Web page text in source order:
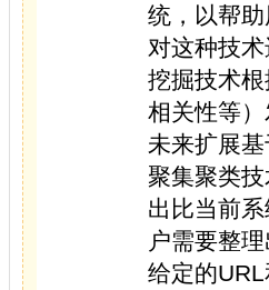
统，以帮
对这种技
挖掘技术
相关性等
未来扩展
聚集聚类
出比当前
户需要整
给定的